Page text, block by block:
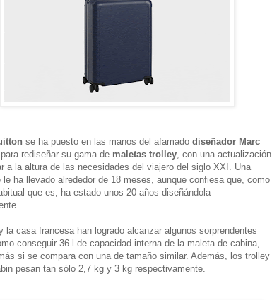
se ha puesto en las manos del afamado diseñador Marc
para rediseñar su gama de maletas trolley , con una actualización
a la altura de las necesidades del viajero del siglo XXI. Una
le ha llevado alrededor de 18 meses, aunque confiesa que, como
que es, ha estado unos 20 años diseñándola
la casa francesa han logrado alcanzar algunos sorprendentes
conseguir 36 l de capacidad interna de la maleta de cabina,
si se compara con una de tamaño similar. Además, los trolley
pesan tan sólo 2,7 kg y 3 kg respectivamente.